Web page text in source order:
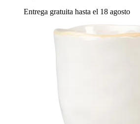
Entrega gratuita hasta el 18 agosto